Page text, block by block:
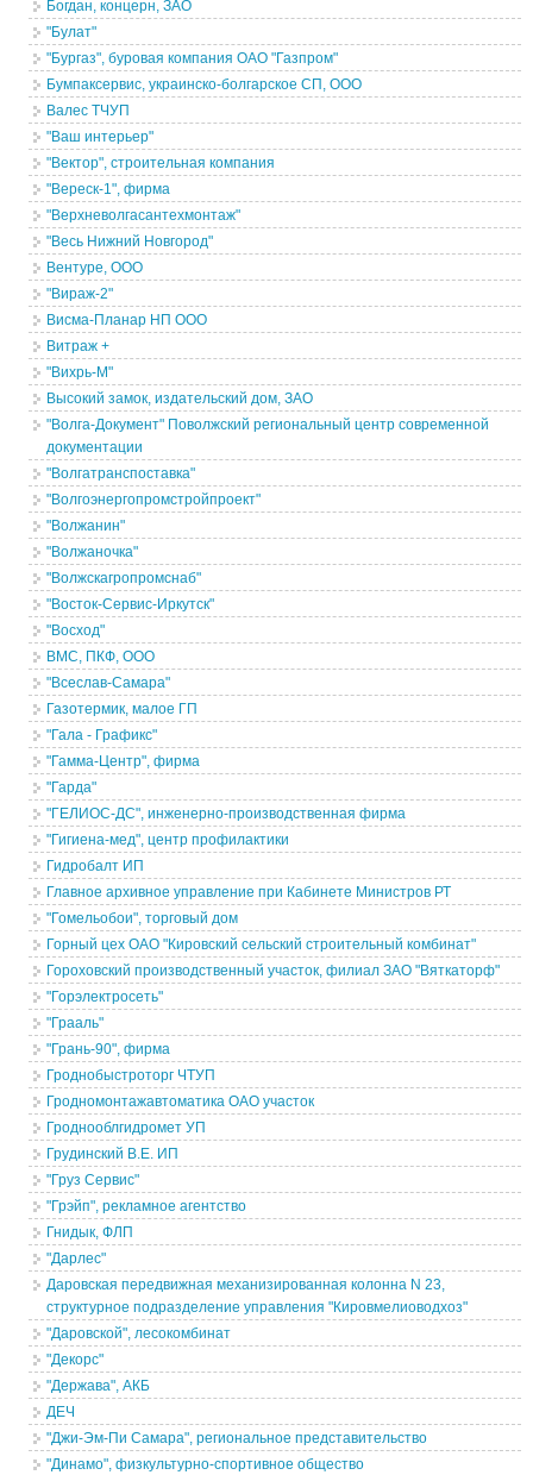
Богдан, концерн, ЗАО
"Булат"
"Бургаз", буровая компания ОАО "Газпром"
Бумпаксервис, украинско-болгарское СП, ООО
Валес ТЧУП
"Ваш интерьер"
"Вектор", строительная компания
"Вереск-1", фирма
"Верхневолгасантехмонтаж"
"Весь Нижний Новгород"
Вентуре, ООО
"Вираж-2"
Висма-Планар НП ООО
Витраж +
"Вихрь-М"
Высокий замок, издательский дом, ЗАО
"Волга-Документ" Поволжский региональный центр современной
документации
"Волгатранспоставка"
"Волгоэнергопромстройпроект"
"Волжанин"
"Волжаночка"
"Волжскагропромснаб"
"Восток-Сервис-Иркутск"
"Восход"
ВМС, ПКФ, ООО
"Всеслав-Самара"
Газотермик, малое ГП
"Гала - Графикс"
"Гамма-Центр", фирма
"Гарда"
"ГЕЛИОС-ДС", инженерно-производственная фирма
"Гигиена-мед", центр профилактики
Гидробалт ИП
Главное архивное управление при Кабинете Министров РТ
"Гомельобои", торговый дом
Горный цех ОАО "Кировский сельский строительный комбинат"
Гороховский производственный участок, филиал ЗАО "Вяткаторф"
"Горэлектросеть"
"Грааль"
"Грань-90", фирма
Гроднобыстроторг ЧТУП
Гродномонтажавтоматика ОАО участок
Гроднооблгидромет УП
Грудинский В.Е. ИП
"Груз Сервис"
"Грэйп", рекламное агентство
Гнидык, ФЛП
"Дарлес"
Даровская передвижная механизированная колонна N 23,
структурное подразделение управления "Кировмелиоводхоз"
"Даровской", лесокомбинат
"Декорс"
"Держава", АКБ
ДЕЧ
"Джи-Эм-Пи Самара", региональное представительство
"Динамо", физкультурно-спортивное общество